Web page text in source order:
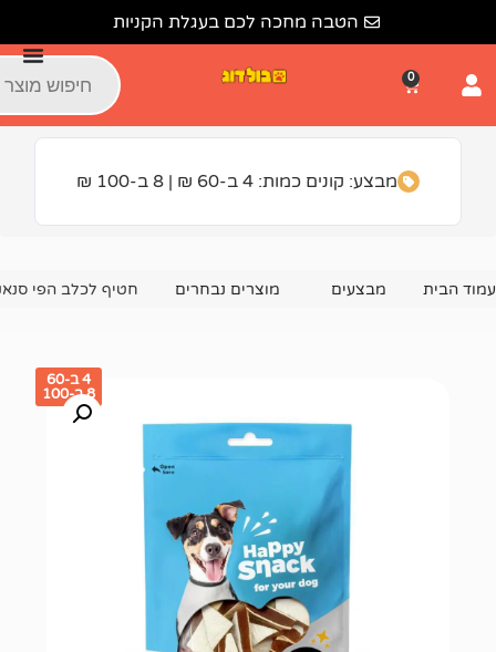
הטבה מחכה לכם בעגלת הקניות
כמות: 4 ב-60 ₪ | 8 ב-100 ₪
מוצרים נבחרים חטיף לכלב הפי סנאק משולשי סנדוויץ ברווז